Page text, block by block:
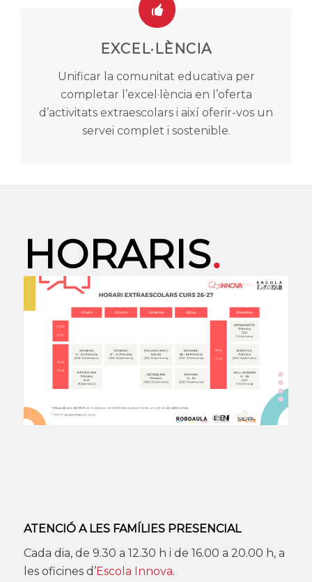
EXCEL·LÈNCIA
Unificar la comunitat educativa per
completar l’excel·lència en l’oferta
d’activitats extraescolars i així oferir-vos un
servei complet i sostenible.
HORARIS.
ATENCIÓ A LES FAMÍLIES PRESENCIAL
Cada dia, de 9.30 a 12.30 h i de 16.00 a 20.00 h, a
les oficines d’Escola Innova.